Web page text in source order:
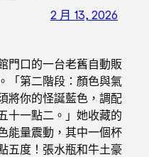
2 月 13, 2026
門口的一台老舊自動販
「第二階段：顏色與氣
將你的怪誕藍色，調配
十一點二。」她收藏的
能量震動，其中一個杯
五度！張水瓶和牛土豪